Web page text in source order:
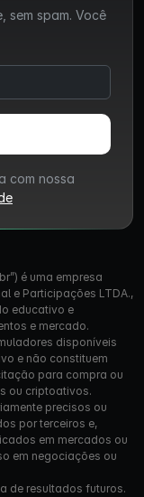
sem spam. Você
com nossa
é uma empresa
e Participações LTDA.,
educativo e
e mercado.
disponíveis
e não constituem
para compra ou
ou criptoativos.
precisos ou
por terceiros e,
em mercados ou
em negociações ou
de resultados futuros.